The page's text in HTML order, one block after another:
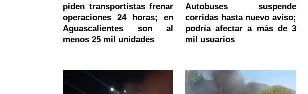
piden transportistas frenar
operaciones 24 horas; en
Aguascalientes son al
menos 25 mil unidades
Autobuses suspende
corridas hasta nuevo aviso;
podría afectar a más de 3
mil usuarios